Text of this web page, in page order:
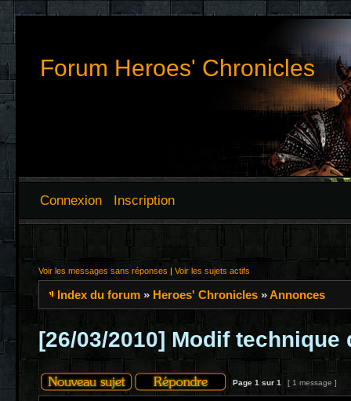
Forum Heroes' Chronicles
Connexion Inscription
Voir les messages sans réponses | Voir les sujets actifs
Index du forum » Heroes' Chronicles »Annonces
[26/03/2010] Modif
Page 1 sur 1 [ 1 message ]